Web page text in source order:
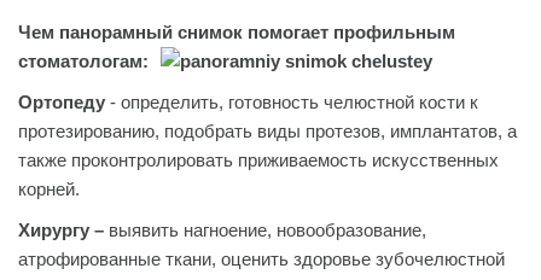
Чем панорамный снимок помогает профильным
стоматологам:
Ортопеду - определить, готовность челюстной кости к
протезированию, подобрать виды протезов, имплантатов, а
также проконтролировать приживаемость искусственных
корней.
Хирургу – выявить нагноение, новообразование,
атрофированные ткани, оценить здоровье зубочелюстной